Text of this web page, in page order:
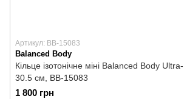
Артикул: BB-15083
Balanced Body
Кільце ізотонічне міні Balanced Body
30.5 см, BB-15083
1 800 грн